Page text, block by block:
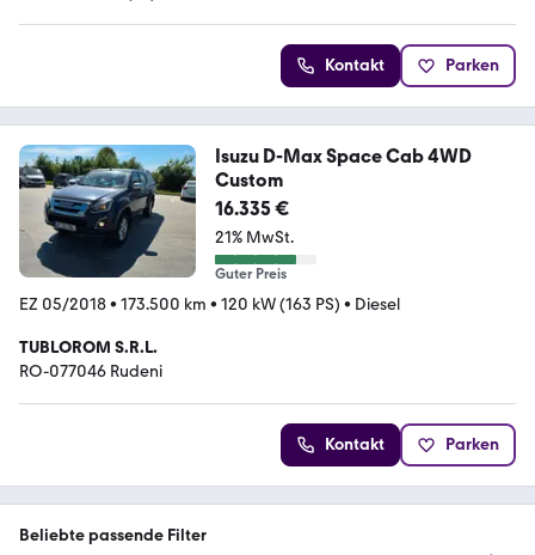
Kontakt Parken
Isuzu D-Max Space Cab 4WD
Custom
16.335 €
21% MwSt.
Guter Preis
EZ 05/2018• 173.500 km • 120 kW (163 PS) • Diesel
TUBLOROM S.R.L.
RO-077046 Rudeni
Kontakt Parken
Beliebte passende Filter